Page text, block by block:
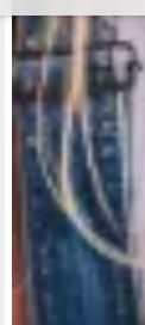
Flirttipps
Verrückte
Du willst
Was